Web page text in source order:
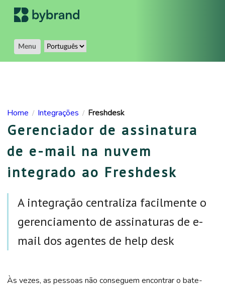
Menu
Home / Integrações / Freshdesk
Gerenciador de assinatura
de e-mail na nuvem
integrado ao Freshdesk
A integração centraliza facilmente o
gerenciamento de assinaturas de e-
mail dos agentes de help desk
Às vezes, as pessoas não conseguem encontrar o bate-